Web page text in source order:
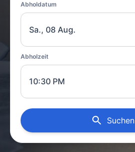
Abholdatum
Sa., 08 Aug.
Abholzeit
10:30 PM
Suchen